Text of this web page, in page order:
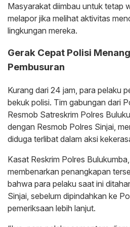
Masyarakat diimbau untuk tetap
melapor jika melihat aktivitas
lingkungan mereka.
Gerak Cepat Polisi
Pembusuran
Kurang dari 24 jam, para pelaku
bekuk polisi. Tim gabungan dari
Resmob Satreskrim Polres
dengan Resmob Polres Sinjai,
diduga terlibat dalam aksi
Kasat Reskrim Polres
membenarkan penangkapan
bahwa para pelaku saat ini
Sinjai, sebelum dipindahkan ke
pemeriksaan lebih lanjut.